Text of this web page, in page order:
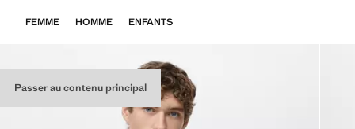
Passer au contenu principal
FEMME HOMME ENFANTS